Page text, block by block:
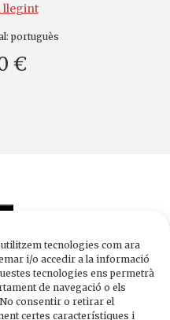
tecnologies com ara
i/o accedir a la informació
tecnologies ens permetrà
de navegació o els
consentir o retirar el
certes característiques i
llegint
portuguès
€
1984
10, 2n-2a A